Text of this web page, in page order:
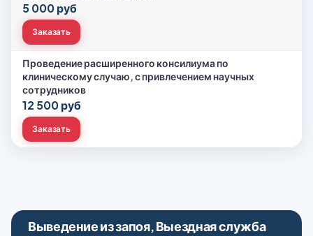
5 000 руб
Заказать
Проведение расширенного консилиума по
клиническому случаю, с привлечением научных
сотрудников
12 500 руб
Заказать
Выведение из запоя, Выездная служба